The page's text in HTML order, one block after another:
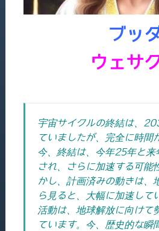
ブッ
ウェサ
宇宙サイクルの終結は、
ていましたが、完全に時間
今、終結は、今年25年と
され、さらに加速する可能
かし、計画済みの動きは、
ら見ると、大幅に加速して
活動は、地球解放に向けて
ています。 今、歴史的な瞬